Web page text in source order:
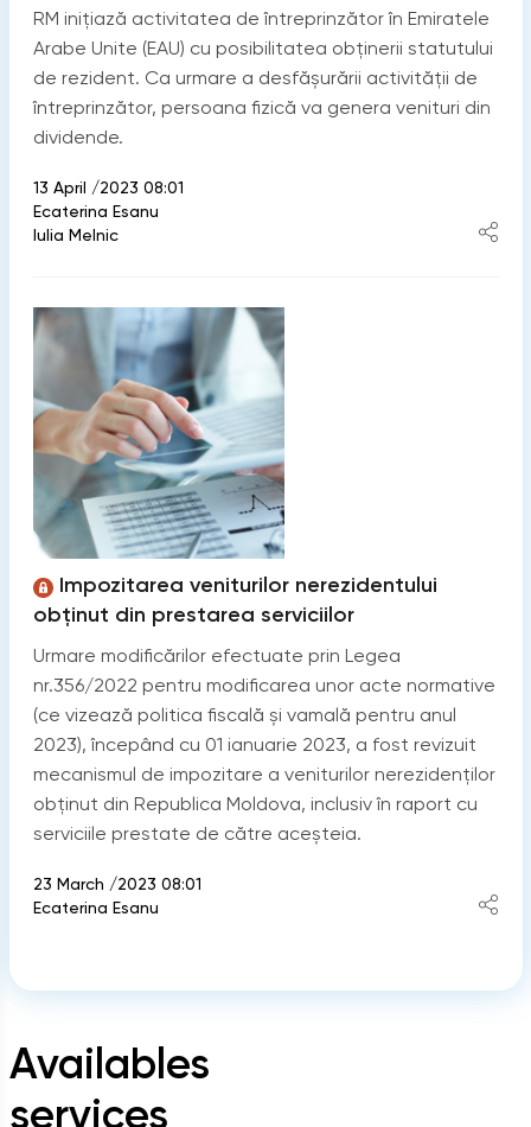
Availables
services
RM inițiază activitatea de întreprinzător în Emiratele
Arabe Unite (EAU) cu posibilitatea obținerii statutului
de rezident. Ca urmare a desfășurării activității de
întreprinzător, persoana fizică va genera venituri din
dividende.
13 April /2023 08:01
Ecaterina Esanu
Iulia Melnic
Impozitarea veniturilor nerezidentului
obținut din prestarea serviciilor
Urmare modificărilor efectuate prin Legea
nr.356/2022 pentru modificarea unor acte normative
(ce vizează politica fiscală și vamală pentru anul
2023), începând cu 01 ianuarie 2023, a fost revizuit
mecanismul de impozitare a veniturilor nerezidenților
obținut din Republica Moldova, inclusiv în raport cu
serviciile prestate de către aceșteia.
23 March /2023 08:01
Ecaterina Esanu